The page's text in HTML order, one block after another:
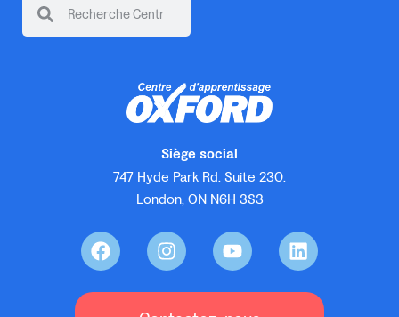
Siège social
747 Hyde Park Rd. Suite 230.
London, ON N6H 3S3